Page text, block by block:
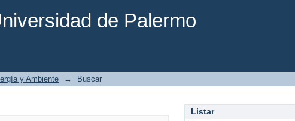
de Palermo
y Ambiente → Buscar
Listar